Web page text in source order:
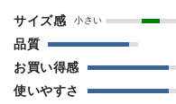
サイズ感 小さい
品質
お買い得感
使いやすさ